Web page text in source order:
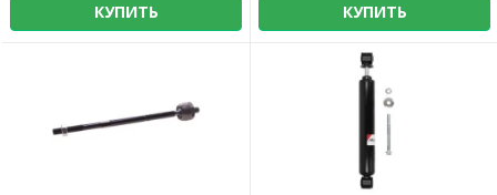
КУПИТЬ КУПИТЬ